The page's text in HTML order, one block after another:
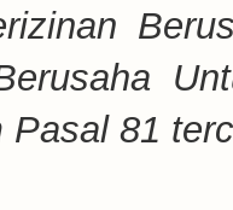
Pasal 81